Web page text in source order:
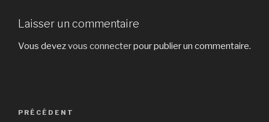
Laisser un commentaire
Vous devezvous connecterpour publier un commentaire.
Navigation
Article
PRÉCÉDENT